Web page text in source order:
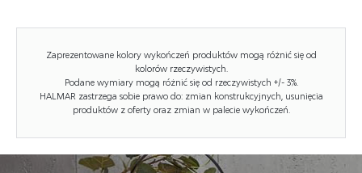
Rodzaj: krzesło, krzesło metalowe
Styl wykonania: nowoczesny
Tapicerka kolor: popielaty
Zaprezentowane kolory wykończeń produktów mogą różnić się od
kolorów rzeczywistych.
Podane wymiary mogą różnić się od rzeczywistych +/- 3%.
HALMAR zastrzega sobie prawo do: zmian konstrukcyjnych, usunięcia
produktów z oferty oraz zmian w palecie wykończeń.